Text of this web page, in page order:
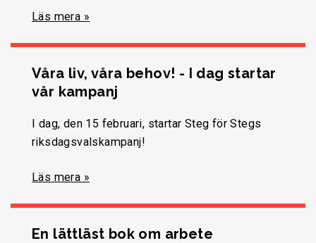
Läs mera »
Våra liv, våra behov! - I dag startar
vår kampanj
I dag, den 15 februari, startar Steg för Stegs
riksdagsvalskampanj!
Läs mera »
En lättläst bok om arbete